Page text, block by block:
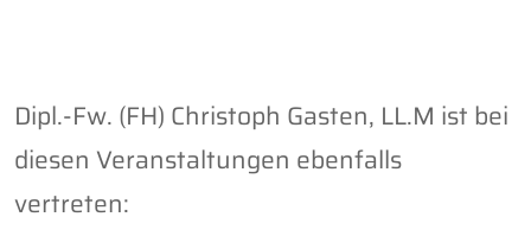
Dipl.-Fw. (FH) Christoph Gasten, LL.M ist bei
diesen Veranstaltungen ebenfalls
vertreten: